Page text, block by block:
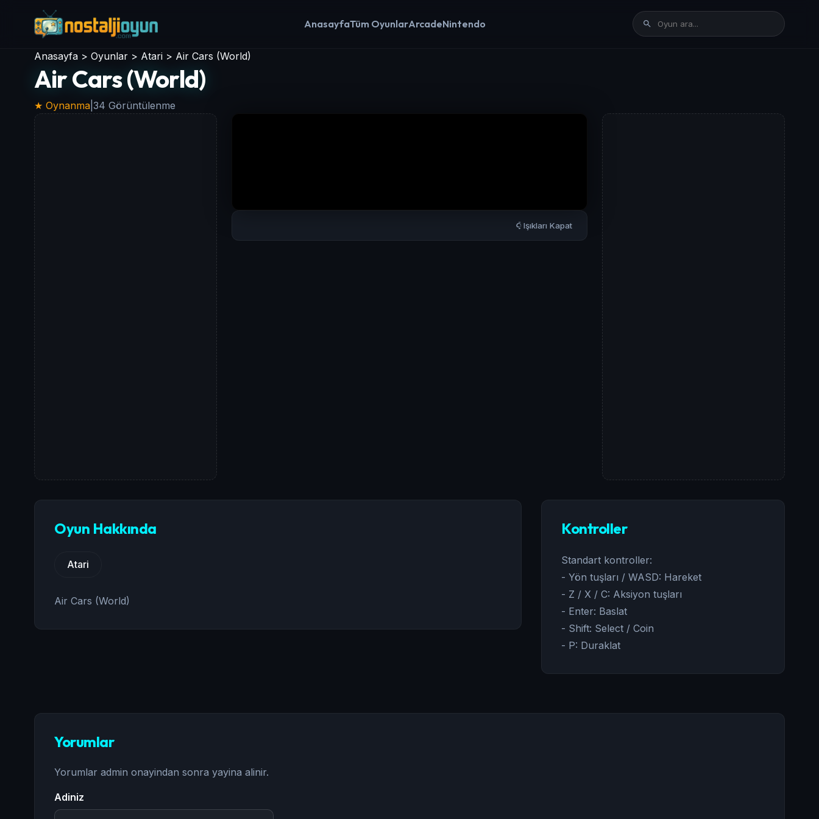
AnasayfaTüm OyunlarArcadeNintendo
Anasayfa > Oyunlar > Atari > Air Cars (World)
Air Cars (World)
★ Oynanma 34 Görüntülenme
Işıkları Kapat
Oyun Hakkında
Atari
Air Cars (World)
Kontroller
Standart kontroller:
- Yön tuşları / WASD: Hareket
- Z / X / C: Aksiyon tuşları
- Enter: Baslat
- Shift: Select / Coin
- P: Duraklat
Yorumlar
Yorumlar admin onayindan sonra yayina alinir.
Adiniz